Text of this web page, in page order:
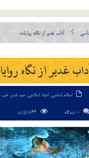
آداب غدیر از نگاه روایات
غدیر از نگاه
اسلام شناسی, اعیاد اسلامی,عید غدیر خم,
0 دیدگاه